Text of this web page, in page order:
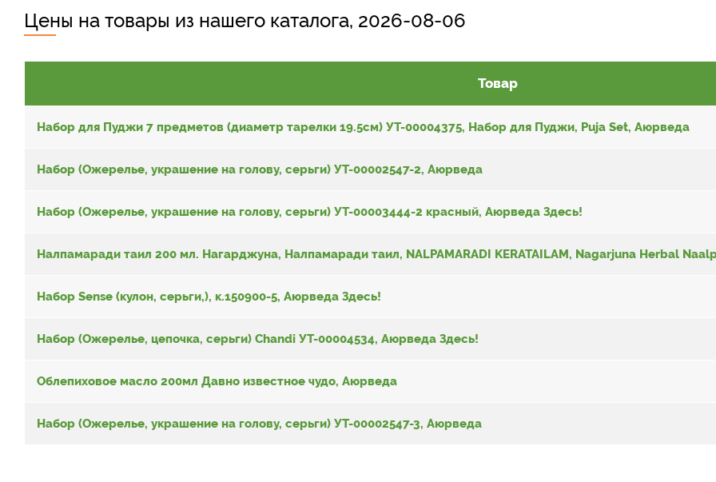
Цены на товары из нашего каталога, 2026-08-06
Товар
Набор для Пуджи 7 предметов (диаметр тарелки 19.5см) УТ-00004375, Набор для Пуджи, Puja Set, Аюрведа
Набор (Ожерелье, украшение на голову, серьги) УТ-00002547-2, Аюрведа
Набор (Ожерелье, украшение на голову, серьги) УТ-00003444-2 красный, Аюрведа Здесь!
Налпамаради таил 200 мл. Нагарджуна, Налпамаради таил, NALPAMARADI KERATAILAM, Nagarjuna Herbal
Набор Sense (кулон, серьги,), к.150900-5, Аюрведа Здесь!
Набор (Ожерелье, цепочка, серьги) Chandi УТ-00004534, Аюрведа Здесь!
Облепиховое масло 200мл Давно известное чудо, Аюрведа
Набор (Ожерелье, украшение на голову, серьги) УТ-00002547-3, Аюрведа